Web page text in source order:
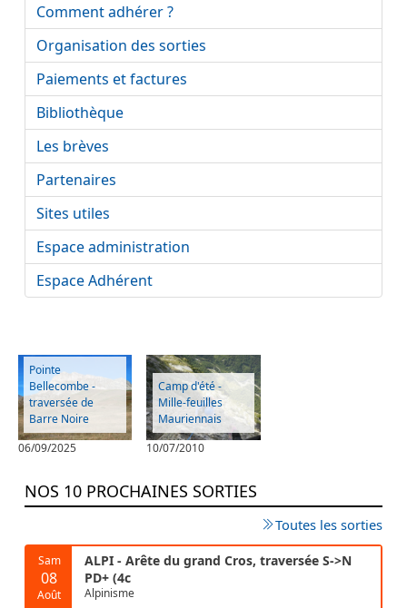
Pointe
Bellecombe -
traversée de
Barre Noire
06/09/2025
Camp d'été -
Mille-feuilles
Mauriennais
10/07/2010
Comment adhérer ?
Organisation des sorties
Paiements et factures
Bibliothèque
Les brèves
Partenaires
Sites utiles
Espace administration
Espace Adhérent
NOS 10 PROCHAINES SORTIES
Toutes les sorties
Sam
08
Août
ALPI - Arête du grand Cros, traversée S->N
PD+ (4c
Alpinisme